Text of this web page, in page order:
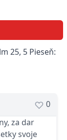
25, 5 Pieseň:
0
za dar
svoje